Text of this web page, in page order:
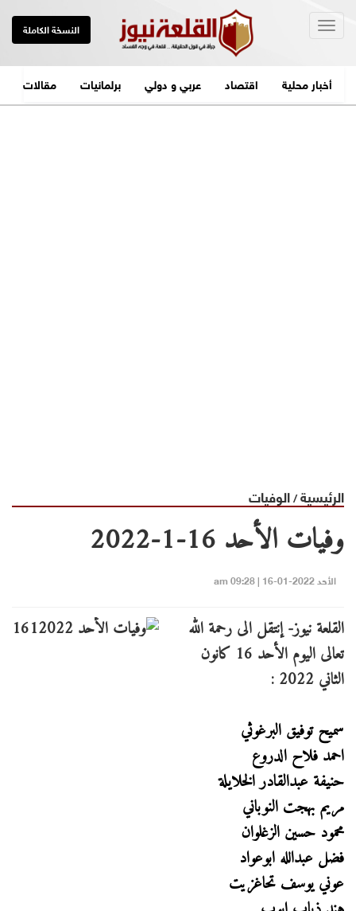
النسخة الكاملة
أخبار محلية اقتصاد عربي و دولي برلمانيات مقالات
الرئيسية/الوفيات
وفيات الأحد 16-1-2022
الأحد 2022-01-16 | 09:28 am
القلعة نيوز- إنتقل الى رحمة الله
تعالى اليوم الأحد 16 كانون
الثاني 2022 :
سميح توفيق البرغوثي
احمد فلاح الدروع
حنيفة عبدالقادر الخلايلة
مريم بهجت النوباني
محمود حسين الزغلوان
فضل عبدالله ابوعواد
عوني يوسف تحاغزيت